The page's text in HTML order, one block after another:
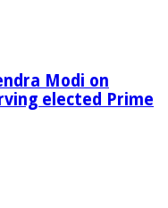
Modi on
elected Prime